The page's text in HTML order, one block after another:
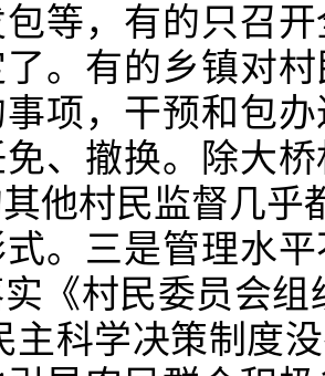
等，有的只召
。有的乡镇对
事项，干预和包
免、撤换。除大
他村民监督几乎
。三是管理水
《村民委员会
主科学决策制度